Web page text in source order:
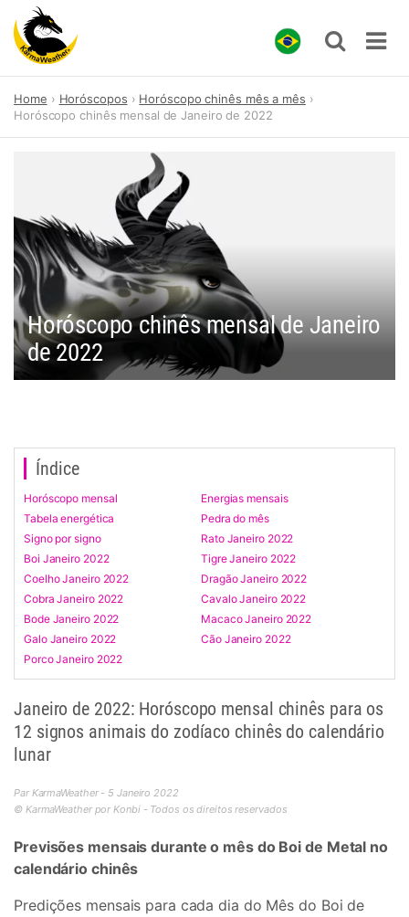
content
Home Horóscopos
Horóscopo chinês mês a mês
Horóscopo chinês mensal de Janeiro de 2022
Horóscopo chinês mensal de Janeiro
de 2022
Índice
Horóscopo mensal
Energias mensais
Tabela energética
Pedra do mês
Signo por signo
Rato Janeiro 2022
Boi Janeiro 2022
Tigre Janeiro 2022
Coelho Janeiro 2022
Dragão Janeiro 2022
Cobra Janeiro 2022
Cavalo Janeiro 2022
Bode Janeiro 2022
Macaco Janeiro 2022
Galo Janeiro 2022
Cão Janeiro 2022
Porco Janeiro 2022
Janeiro de 2022: Horóscopo mensal chinês para os
12 signos animais do zodíaco chinês do calendário
lunar
Par KarmaWeather - 5 Janeiro 2022
© KarmaWeather por Konbi - Todos os direitos reservados
Previsões mensais durante o mês do Boi de Metal no
calendário chinês
Predições mensais para cada dia do Mês do Boi de